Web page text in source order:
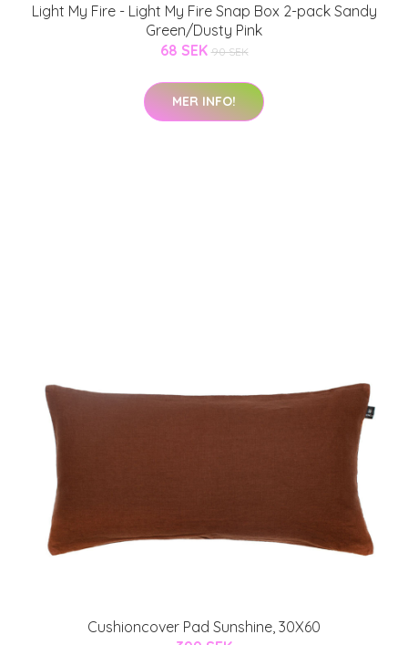
Light My Fire - Light My Fire Snap Box 2-pack Sandy
Green/Dusty Pink
68 SEK 90 SEK
MER INFO!
Cushioncover Pad Sunshine, 30X60